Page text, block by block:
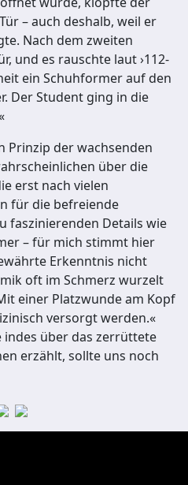
– auch deshalb, weil er
Nach dem zweiten
und es rauschte laut ›112-
ein Schuhformer auf den
Der Student ging in die
Prinzip der wachsenden
über die
erst nach vielen
für die befreiende
faszinierenden Details wie
– für mich stimmt hier
Erkenntnis nicht
oft im Schmerz wurzelt
einer Platzwunde am Kopf
versorgt werden.«
indes über das zerrüttete
erzählt, sollte uns noch